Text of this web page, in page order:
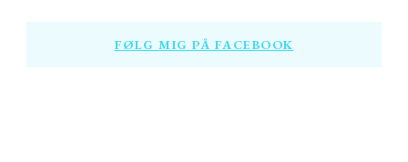
FØLG MIG PÅ FACEBOOK